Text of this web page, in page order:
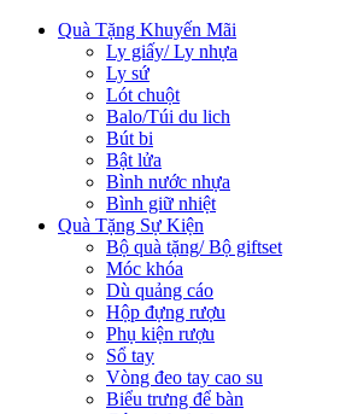
Quà Tặng Khuyến Mãi
Ly giấy/ Ly nhựa
Ly sứ
Lót chuột
Balo/Túi du lich
Bút bi
Bật lửa
Bình nước nhựa
Bình giữ nhiệt
Quà Tặng Sự Kiện
Bộ quà tặng/ Bộ giftset
Móc khóa
Dù quảng cáo
Hộp đựng rượu
Phụ kiện rượu
Sổ tay
Vòng đeo tay cao su
Biểu trưng để bàn